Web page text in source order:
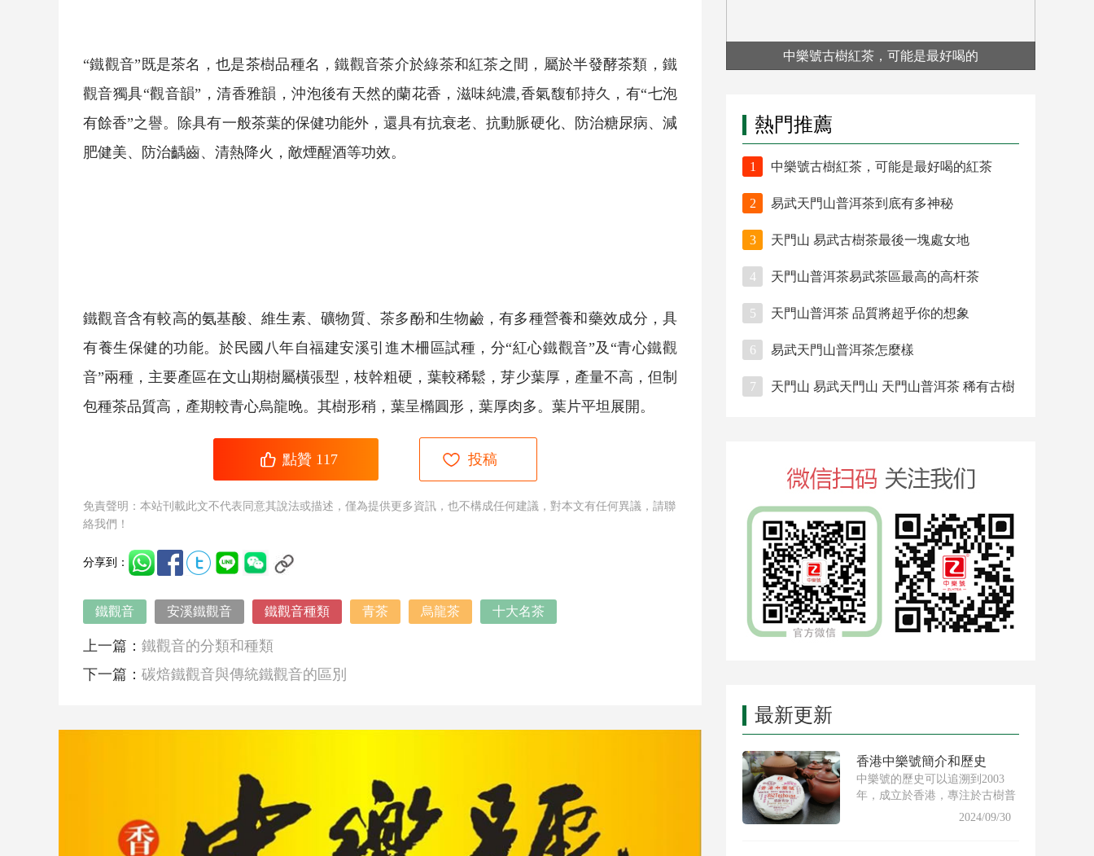
“鐵觀音”既是茶名，也是茶樹品種名，鐵觀音茶介於綠茶和紅茶之間，屬於半發酵茶類，鐵
觀音獨具“觀音韻”，清香雅韻，沖泡後有天然的蘭花香，滋味純濃,香氣馥郁持久，有“七泡
有餘香”之譽。除具有一般茶葉的保健功能外，還具有抗衰老、抗動脈硬化、防治糖尿病、減
肥健美、防治齲齒、清熱降火，敵煙醒酒等功效。
鐵觀音含有較高的氨基酸、維生素、礦物質、茶多酚和生物鹼，有多種營養和藥效成分，具
有養生保健的功能。於民國八年自福建安溪引進木柵區試種，分“紅心鐵觀音”及“青心鐵觀
音”兩種，主要產區在文山期樹屬橫張型，枝幹粗硬，葉較稀鬆，芽少葉厚，產量不高，但制
包種茶品質高，產期較青心烏龍晚。其樹形稍，葉呈橢圓形，葉厚肉多。葉片平坦展開。
點贊 117 投稿
免責聲明：本站刊載此文不代表同意其說法或描述，僅為提供更多資訊，也不構成任何建議，對本文有任何異議，請聯
絡我們！
分享到：
鐵觀音 安溪鐵觀音 鐵觀音種類 青茶 烏龍茶 十大名茶
上一篇： 鐵觀音的分類和種類
下一篇： 碳焙鐵觀音與傳統鐵觀音的區別
中樂號古樹紅茶，可能是最好喝的
熱門推薦
1 中樂號古樹紅茶，可能是最好喝的紅茶
2 易武天門山普洱茶到底有多神秘
3 天門山 易武古樹茶最後一塊處女地
4 天門山普洱茶易武茶區最高的高杆茶
5 天門山普洱茶 品質將超乎你的想象
6 易武天門山普洱茶怎麼樣
7 天門山 易武天門山 天門山普洱茶 稀有古樹
最新更新
香港中樂號簡介和歷史
中樂號的歷史可以追溯到2003
年，成立於香港，專注於古樹普
洱茶的製作與推廣。創始人希
2024/09/30